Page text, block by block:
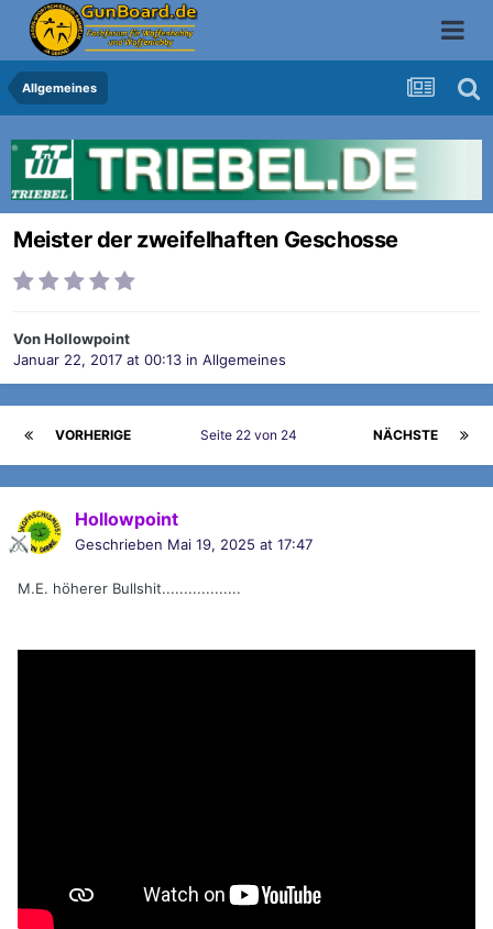
Allgemeines
Meister der zweifelhaften Geschosse
VonHollowpoint
Januar 22, 2017 at 00:13 in Allgemeines
VORHERIGE NÄCHSTE
Seite 22 von 24
Hollowpoint
Geschrieben Mai 19, 2025 at 17:47
M.E. höherer Bullshit..................